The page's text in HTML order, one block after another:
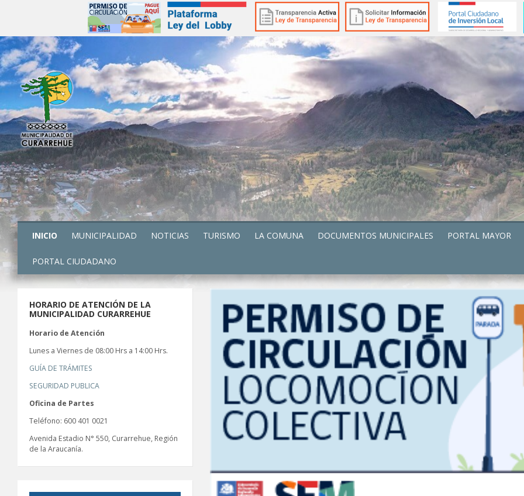
INICIO MUNICIPALIDAD NOTICIAS TURISMO LA COMUNA DOCUMENTOS MUNICIPALES PORTAL MAYOR
PORTAL CIUDADANO
HORARIO DE ATENCIÓN DE LA
MUNICIPALIDAD CURARREHUE
Horario de Atención
Lunes a Viernes de 08:00 Hrs a 14:00 Hrs.
GUÍA DE TRÁMITES
SEGURIDAD PUBLICA
Oficina de Partes
Teléfono: 600 401 0021
Avenida Estadio N° 550, Curarrehue, Región
de la Araucanía.